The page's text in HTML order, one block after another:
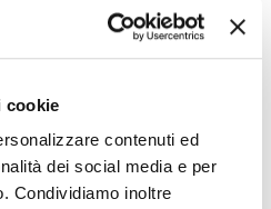
cookie
contenuti ed
dei social media e per
Condividiamo inoltre
principali piattaforme
che ad oggi, a una
oltre 73 mila video